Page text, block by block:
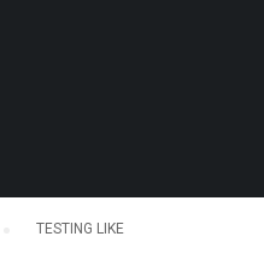
TESTING LIKE